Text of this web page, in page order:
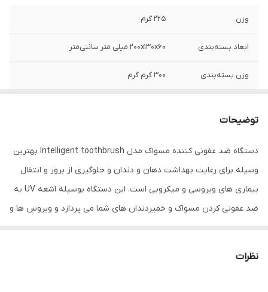
وزن 225 گرم
ابعاد بسته‌بندی 200x130x60 میلی متر سانتی‌متر
وزن بسته‌بندی 300 گرم گرم
UV اهرم مکانیکی تیوب کردن خمیر دندان
بدون استفاده از دست
توضیحات
دستگاه ضد عفونی کننده مسواک مدل Intelligent toothbrush بهترین
وسیله برای رعایت بهداشت دهان و دندان و جلوگیری از بروز و انتقال
بیماری های ویروسی و میکروبی است. این دستگاه بوسیله اشعه UV به
ضد عفونی کردن مسواک و خمیردندان های شما می پردازد و ویروس ها و
استفاده از دست است.
نظرات